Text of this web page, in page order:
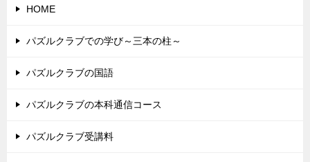
HOME
パズルクラブでの学び～三本の柱～
パズルクラブの国語
パズルクラブの本科通信コース
パズルクラブ受講料